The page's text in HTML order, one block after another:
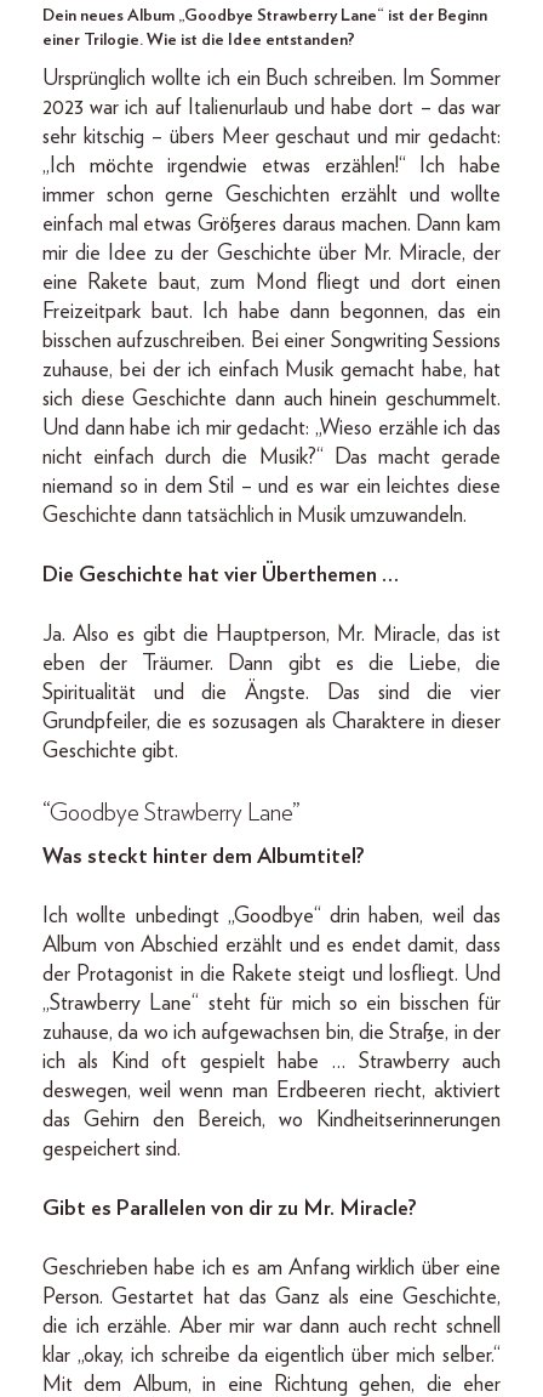
Dein neues Album „Goodbye Strawberry Lane“ ist der Beginn
einer Trilogie. Wie ist die Idee entstanden?
Ursprünglich wollte ich ein Buch schreiben. Im Sommer
2023 war ich auf Italienurlaub und habe dort – das war
sehr kitschig – übers Meer geschaut und mir gedacht:
„Ich möchte irgendwie etwas erzählen!“ Ich habe
immer schon gerne Geschichten erzählt und wollte
einfach mal etwas Größeres daraus machen. Dann kam
mir die Idee zu der Geschichte über Mr. Miracle, der
eine Rakete baut, zum Mond fliegt und dort einen
Freizeitpark baut. Ich habe dann begonnen, das ein
bisschen aufzuschreiben. Bei einer Songwriting Sessions
zuhause, bei der ich einfach Musik gemacht habe, hat
sich diese Geschichte dann auch hinein geschummelt.
Und dann habe ich mir gedacht: „Wieso erzähle ich das
nicht einfach durch die Musik?“ Das macht gerade
niemand so in dem Stil – und es war ein leichtes diese
Geschichte dann tatsächlich in Musik umzuwandeln.
Die Geschichte hat vier Überthemen …
Ja. Also es gibt die Hauptperson, Mr. Miracle, das ist
eben der Träumer. Dann gibt es die Liebe, die
Spiritualität und die Ängste. Das sind die vier
Grundpfeiler, die es sozusagen als Charaktere in dieser
Geschichte gibt.
“Goodbye Strawberry Lane”
Was steckt hinter dem Albumtitel?
Ich wollte unbedingt „Goodbye“ drin haben, weil das
Album von Abschied erzählt und es endet damit, dass
der Protagonist in die Rakete steigt und losfliegt. Und
„Strawberry Lane“ steht für mich so ein bisschen für
zuhause, da wo ich aufgewachsen bin, die Straße, in der
ich als Kind oft gespielt habe … Strawberry auch
deswegen, weil wenn man Erdbeeren riecht, aktiviert
das Gehirn den Bereich, wo Kindheitserinnerungen
gespeichert sind.
Gibt es Parallelen von dir zu Mr. Miracle?
Geschrieben habe ich es am Anfang wirklich über eine
Person. Gestartet hat das Ganz als eine Geschichte,
die ich erzähle. Aber mir war dann auch recht schnell
klar „okay, ich schreibe da eigentlich über mich selber.“
Mit dem Album, in eine Richtung gehen, die eher